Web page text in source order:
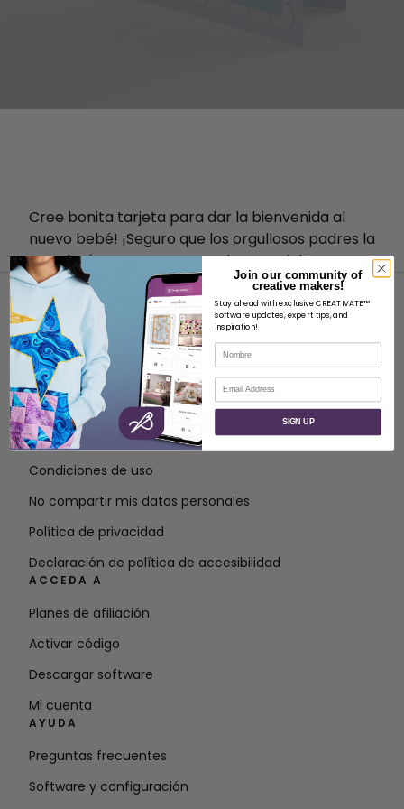
Cree bonita tarjeta para dar la bienvenida al
nuevo bebé! ¡Seguro que los orgullosos padres la
guardarán como un recuerdo especial!
ACERCA DE
Acerca de SVP Worldwide
Póngase en contacto con
Condiciones de uso
No compartir mis datos personales
Política de privacidad
Declaración de política de accesibilidad
ACCEDA A
Planes de afiliación
Activar código
Descargar software
Mi cuenta
AYUDA
Preguntas frecuentes
Software y configuración
Join our community of
creative makers!
Stay ahead with exclusive CREATIVATE™
software updates, expert tips, and
inspiration!
Nombre
Correo electrónico
SIGN UP